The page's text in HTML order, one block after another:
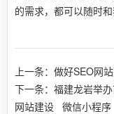
的需求，都可以随时
上一条：做好SEO网
下一条：福建龙岩举
网站建设 微信小程序